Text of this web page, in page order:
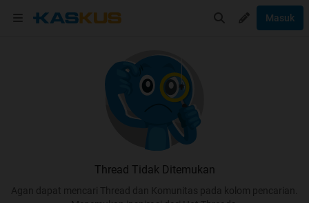
Masuk
Thread Tidak Ditemukan
Agan dapat mencari Thread dan Komunitas pada kolom pencarian.